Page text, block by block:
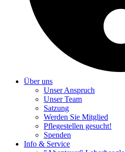
Über uns
Unser Anspruch
Unser Team
Satzung
Werden Sie Mitglied
Pflegestellen gesucht!
Spenden
Info & Service